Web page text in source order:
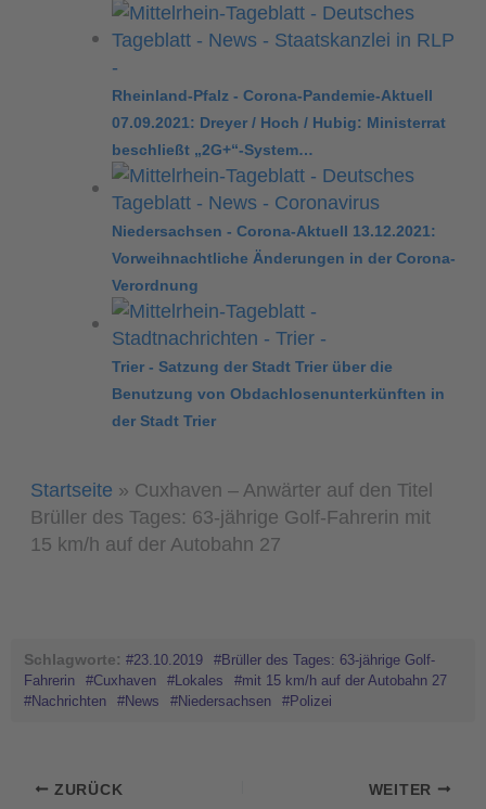
Rheinland-Pfalz - Corona-Pandemie-Aktuell
07.09.2021: Dreyer / Hoch / Hubig: Ministerrat
beschließt „2G+“-System…
Niedersachsen - Corona-Aktuell 13.12.2021:
Vorweihnachtliche Änderungen in der Corona-
Verordnung
Trier - Satzung der Stadt Trier über die
Benutzung von Obdachlosenunterkünften in
der Stadt Trier
Startseite » Cuxhaven – Anwärter auf den Titel
Brüller des Tages: 63-jährige Golf-Fahrerin mit
15 km/h auf der Autobahn 27
Schlagworte: #23.10.2019
#Brüller des Tages: 63-jährige Golf-
Fahrerin
#Cuxhaven #Lokales
#mit 15 km/h auf der Autobahn 27
#Nachrichten
#News #Niedersachsen #Polizei
ZURÜCK WEITER